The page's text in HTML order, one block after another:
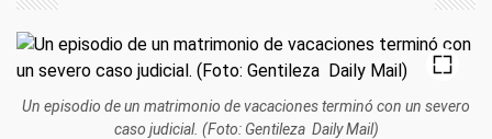
Un episodio de un matrimonio de vacaciones terminó con un severo
caso judicial. (Foto: Gentileza Daily Mail)